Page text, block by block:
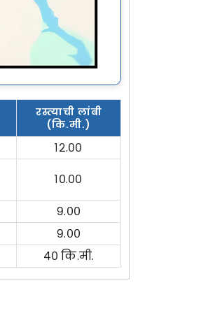
रस्त्याची लांबी
(कि.मी.)
१२.००
१०.००
९.००
९.००
४० कि.मी.